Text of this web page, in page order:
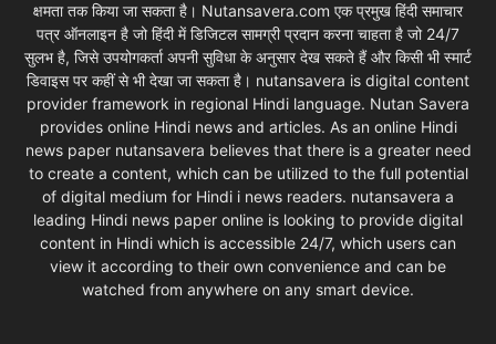
क्षमता तक किया जा सकता है। Nutansavera.com एक प्रमुख हिंदी समाचार
पत्र ऑनलाइन है जो हिंदी में डिजिटल सामग्री प्रदान करना चाहता है जो 24/7
सुलभ है, जिसे उपयोगकर्ता अपनी सुविधा के अनुसार देख सकते हैं और किसी भी स्मार्ट
डिवाइस पर कहीं से भी देखा जा सकता है। nutansavera is digital content
provider framework in regional Hindi language. Nutan Savera
provides online Hindi news and articles. As an online Hindi
news paper nutansavera believes that there is a greater need
to create a content, which can be utilized to the full potential
of digital medium for Hindi i news readers. nutansavera a
leading Hindi news paper online is looking to provide digital
content in Hindi which is accessible 24/7, which users can
view it according to their own convenience and can be
watched from anywhere on any smart device.